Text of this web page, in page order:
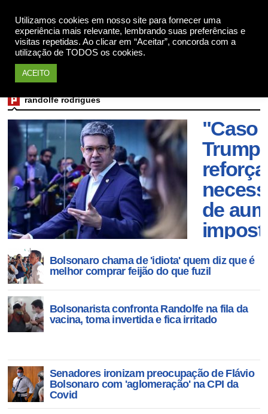
Utilizamos cookies em nosso site para fornecer uma
experiência mais relevante, lembrando suas preferências e
visitas repetidas. Ao clicar em “Aceitar”, concorda com a
utilização de TODOS os cookies.
ACEITO
randolfe rodrigues
"Caso
Trump
de
sobre
armas"
Bolsonaro chama de 'idiota' quem diz que é
melhor comprar feijão do que fuzil
Bolsonarista confronta Randolfe na fila da
vacina, toma invertida e fica irritado
Senadores ironizam preocupação de Flávio
Bolsonaro com 'aglomeração' na CPI da
Covid